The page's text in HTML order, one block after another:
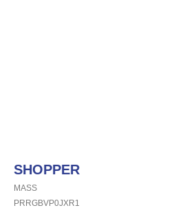
SHOPPER
MASS
PRRGBVP0JXR1